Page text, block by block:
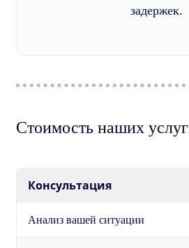
задержек.
Стоимость наших услуг
Консультация
Анализ вашей ситуации